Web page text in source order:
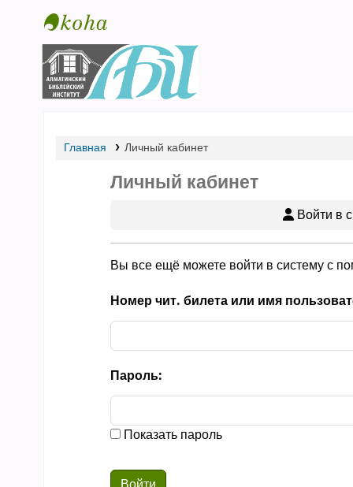
Библиотека АБИ
Главная Личный кабинет
Личный кабинет
Войти в
Вы все ещё можете войти в систему с
Номер чит. билета или имя
Пароль:
Показать пароль